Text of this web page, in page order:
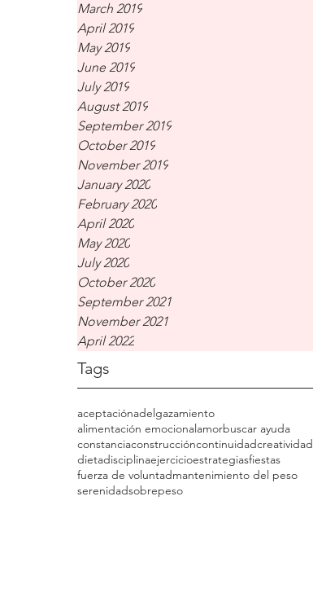
March 2019
April 2019
May 2019
June 2019
July 2019
August 2019
September 2019
October 2019
November 2019
January 2020
February 2020
April 2020
May 2020
July 2020
October 2020
September 2021
November 2021
April 2022
Tags
aceptaciónadelgazamiento
alimentación emocionalamorbuscar ayuda
constanciaconstruccióncontinuidadcreatividad
dietadisciplinaejercicioestrategiasfiestas
fuerza de voluntadmantenimiento del peso
serenidadsobrepeso